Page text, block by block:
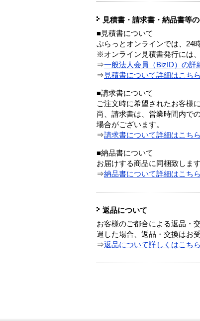
見積書・請求書・納品書等
■見積書について
ぷらっとオンラインでは、24
※オンライン見積書発行には
⇒一般法人会員（BizID）の詳
⇒ 見積書について詳細はこちら
■請求書について
ご注文時に希望されたお客様
尚、請求書は、営業時間内で
場合がございます。
⇒請求書について詳細はこちら
■納品書について
お届けする商品に同梱致します
⇒納品書について詳細はこちら
返品について
お客様のご都合による返品・
過した場合、返品・交換はお
⇒返品について詳しくはこちら